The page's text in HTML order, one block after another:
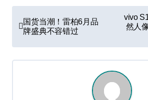
章
导
航
国货当潮！雷柏6月品
牌盛典不容错过
vivo
然人